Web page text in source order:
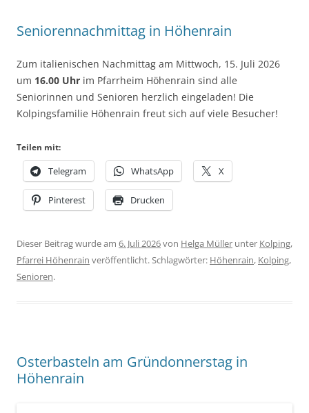
Seniorennachmittag in Höhenrain
Zum italienischen Nachmittag am Mittwoch, 15. Juli 2026
um 16.00 Uhr im Pfarrheim Höhenrain sind alle
Seniorinnen und Senioren herzlich eingeladen! Die
Kolpingsfamilie Höhenrain freut sich auf viele Besucher!
Teilen mit:
Telegram WhatsApp X
Pinterest Drucken
Dieser Beitrag wurde am 6. Juli 2026von Helga Müller unter Kolping,
Pfarrei Höhenrain veröffentlicht. Schlagwörter: Höhenrain, Kolping,
Senioren.
Osterbasteln am Gründonnerstag in
Höhenrain